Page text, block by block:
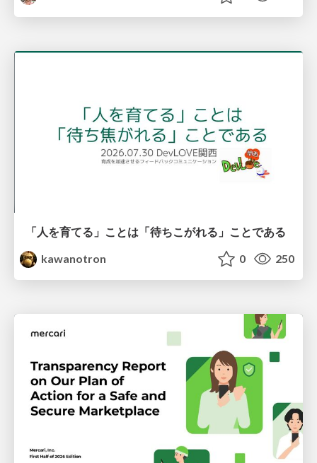
「人を育てる」ことは「待ちこがれる」ことである
kawanotron
0 250